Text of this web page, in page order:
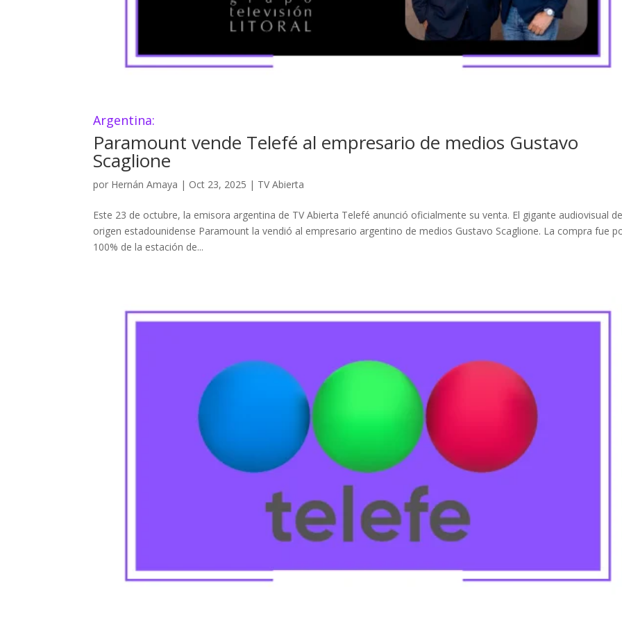
Argentina:
Paramount vende Telefé al empresario de medios Gustavo
Scaglione
por Hernán Amaya | Oct 23, 2025 | TV Abierta
Este 23 de octubre, la emisora argentina de TV Abierta Telefé anunció oficialmente su venta. El gigante audiovisual de
origen estadounidense Paramount la vendió al empresario argentino de medios Gustavo Scaglione. La compra fue
100% de la estación de...